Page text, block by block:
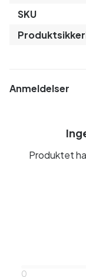
SKU
Anmeldelser
Produktet
0